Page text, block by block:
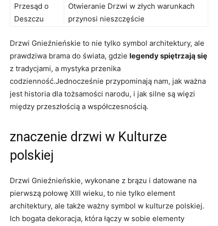
Przesąd o
Deszczu
Otwieranie Drzwi w złych warunkach
przynosi nieszczęście
Drzwi Gnieźnieńskie to nie tylko symbol architektury, ale​
prawdziwa brama do świata, gdzie legendy spiętrzają się
z tradycjami, a ‍mystyka przenika
codzienność.Jednocześnie przypominają nam, jak ważna‌
jest historia dla tożsamości narodu, i jak silne są więzi​
między przeszłością a współczesnością.
znaczenie drzwi w Kulturze
polskiej
Drzwi Gnieźnieńskie, wykonane z brązu i datowane na
pierwszą połowę XIII wieku, to nie tylko element
architektury, ale‌ także ważny symbol w ‍kulturze polskiej.
Ich bogata ‍dekoracja, która łączy w ⁣sobie elementy